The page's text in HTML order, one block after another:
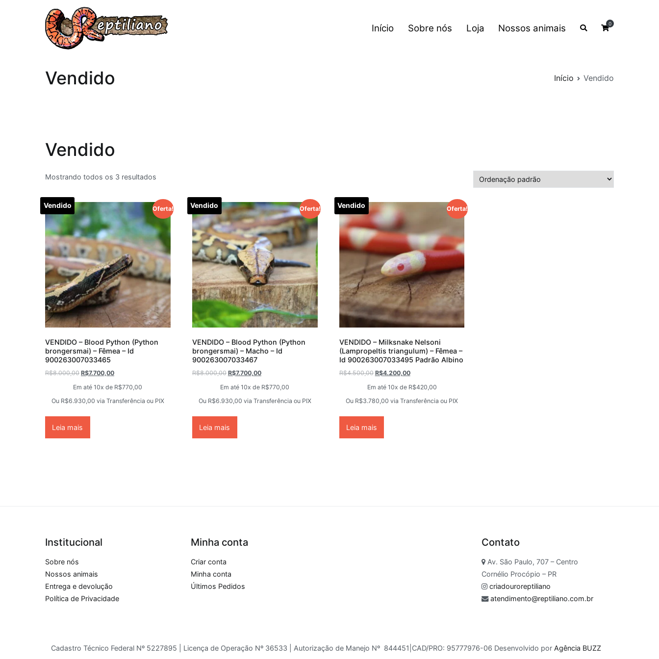
Início Sobre nós Loja Nossos animais 0
Vendido Início Vendido
Vendido
Mostrando todos os 3 resultados
Oferta!
Vendido
VENDIDO – Blood Python (Python
brongersmai) – Fêmea – Id
900263007033465
R$8.000,00 R$7.700,00
Em até 10x de R$770,00
Ou R$6.930,00 via Transferência ou PIX
Leia mais
Oferta!
Vendido
VENDIDO – Blood Python (Python
brongersmai) – Macho – Id
900263007033467
R$8.000,00 R$7.700,00
Em até 10x de R$770,00
Ou R$6.930,00 via Transferência ou PIX
Leia mais
Oferta!
Vendido
VENDIDO – Milksnake Nelsoni
(Lampropeltis triangulum) – Fêmea –
Id 900263007033495 Padrão Albino
R$4.500,00 R$4.200,00
Em até 10x de R$420,00
Ou R$3.780,00 via Transferência ou PIX
Leia mais
Institucional
Sobre nós
Nossos animais
Entrega e devolução
Política de Privacidade
Minha conta
Criar conta
Minha conta
Últimos Pedidos
Contato
Av. São Paulo, 707 – Centro
Cornélio Procópio – PR
criadouroreptiliano
atendimento@reptiliano.com.br
Cadastro Técnico Federal Nº 5227895 | Licença de Operação Nº 36533 | Autorização de Manejo Nº 844451|CAD/PRO: 95777976-06 Desenvolvido por Agência BUZZ